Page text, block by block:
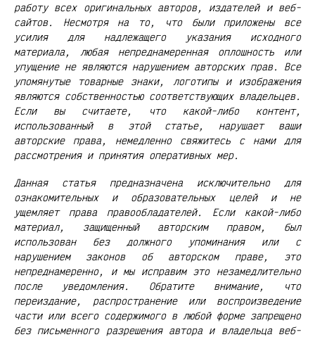
работу всех оригинальных авторов, издателей и веб-
сайтов. Несмотря на то, что были приложены все
усилия для надлежащего указания исходного
материала, любая непреднамеренная оплошность или
упущение не являются нарушением авторских прав. Все
упомянутые товарные знаки, логотипы и изображения
являются собственностью соответствующих владельцев.
Если вы считаете, что какой-либо контент,
использованный в этой статье, нарушает ваши
авторские права, немедленно свяжитесь с нами для
рассмотрения и принятия оперативных мер.
Данная статья предназначена исключительно для
ознакомительных и образовательных целей и не
ущемляет права правообладателей. Если какой-либо
материал, защищенный авторским правом, был
использован без должного упоминания или с
нарушением законов об авторском праве, это
непреднамеренно, и мы исправим это незамедлительно
после уведомления. Обратите внимание, что
переиздание, распространение или воспроизведение
части или всего содержимого в любой форме запрещено
без письменного разрешения автора и владельца веб-